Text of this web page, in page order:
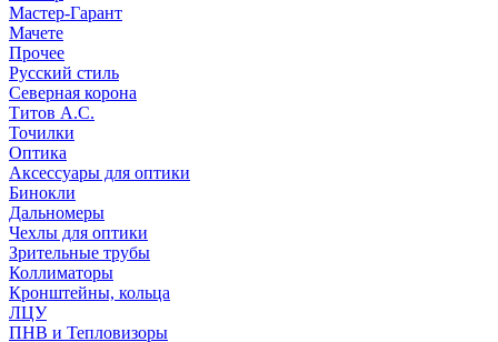
Мастер-Гарант
Мачете
Прочее
Русский стиль
Северная корона
Титов А.С.
Точилки
Оптика
Аксессуары для оптики
Бинокли
Дальномеры
Чехлы для оптики
Зрительные трубы
Коллиматоры
Кронштейны, кольца
ЛЦУ
ПНВ и Тепловизоры